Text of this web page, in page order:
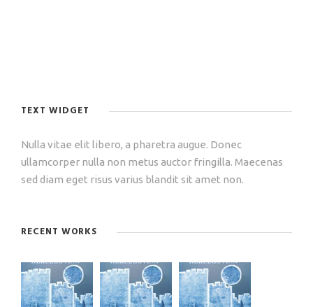
TEXT WIDGET
Nulla vitae elit libero, a pharetra augue. Donec
ullamcorper nulla non metus auctor fringilla. Maecenas
sed diam eget risus varius blandit sit amet non.
RECENT WORKS